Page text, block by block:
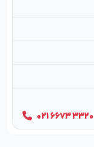
021 6673 3320